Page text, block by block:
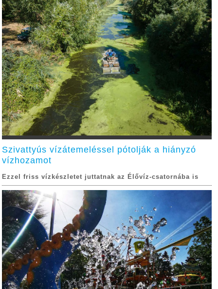
Szivattyús vízátemeléssel pótolják a hiányzó
vízhozamot
Ezzel friss vízkészletet juttatnak az Élővíz-csatornába is